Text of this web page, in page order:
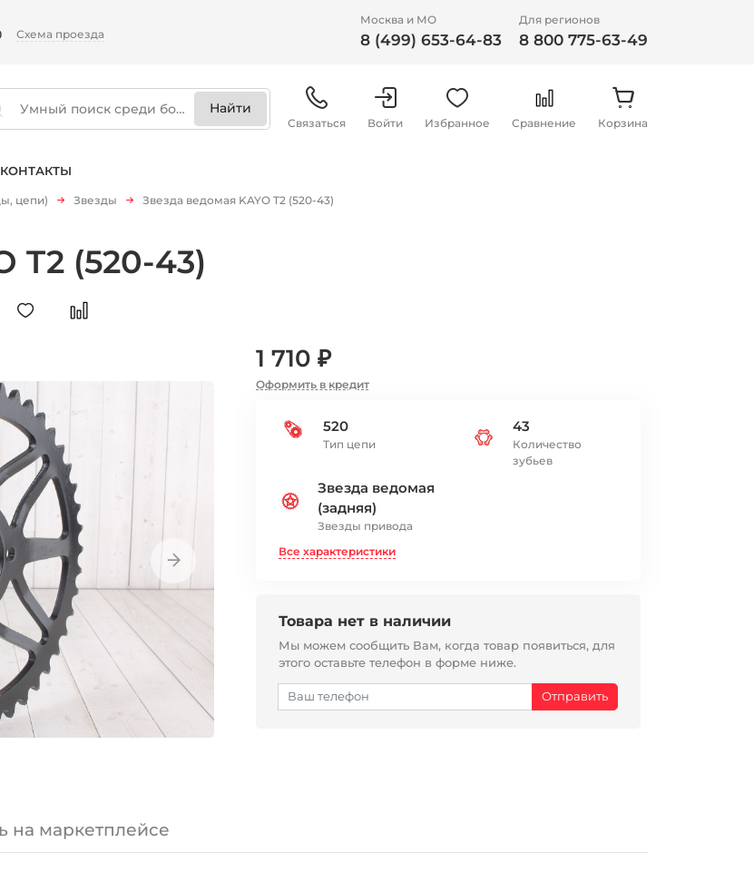
Схема проезда
Москва и МО
8 (499) 653-64-83
Для регионов
8 800 775-63-49
Связаться Войти Избранное Сравнение Корзина
КОНТАКТЫ
цепи) Звезды Звезда ведомая KAYO T2 (520-43)
T2 (520-43)
1 710 ₽
Оформить в кредит
520
Тип цепи
43
Количество
зубьев
Звезда ведомая
(задняя)
Звезды привода
Все характеристики
Товара нет в наличии
Мы можем сообщить Вам, когда товар появиться, для
этого оставьте телефон в форме ниже.
на маркетплейсе